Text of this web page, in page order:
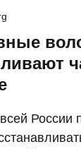
России